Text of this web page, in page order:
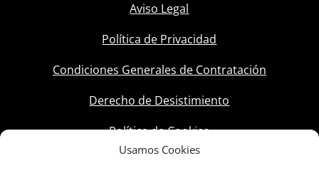
Usamos Cookies
Aviso Legal
Política de Privacidad
Condiciones Generales de Contratación
Derecho de Desistimiento
Política de Cookies